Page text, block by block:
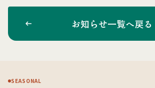
お知らせ一覧へ戻る
SEASONAL